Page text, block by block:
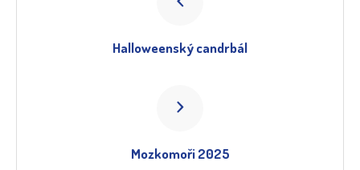
Halloweenský candrbál
Mozkomoři 2025